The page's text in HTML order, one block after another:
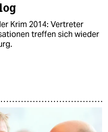
Krim 2014: Vertreter
treffen sich wieder